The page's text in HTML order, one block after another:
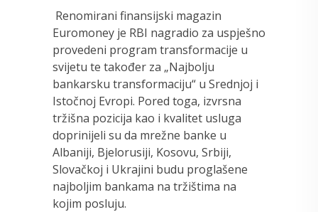
Renomirani finansijski magazin
Euromoney je RBI nagradio za uspješno
provedeni program transformacije u
svijetu te također za „Najbolju
bankarsku transformaciju“ u Srednjoj i
Istočnoj Evropi. Pored toga, izvrsna
tržišna pozicija kao i kvalitet usluga
doprinijeli su da mrežne banke u
Albaniji, Bjelorusiji, Kosovu, Srbiji,
Slovačkoj i Ukrajini budu proglašene
najboljim bankama na tržištima na
kojim posluju.